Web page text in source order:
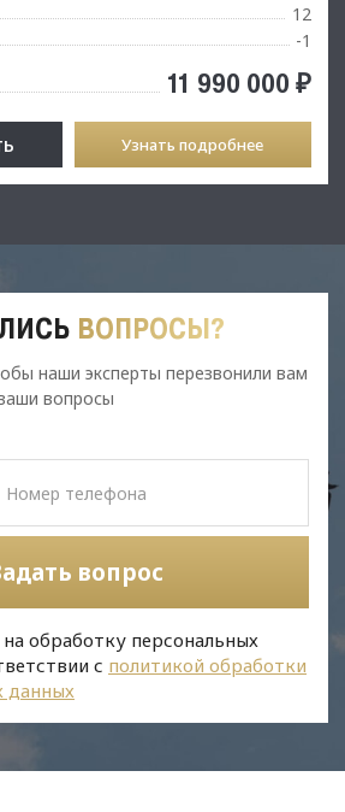
12
-1
11 990 000 ₽
Узнать подробнее
ВОПРОСЫ?
наши эксперты перезвонили вам
вопросы
вопрос
обработку персональных
с политикой обработки
данных